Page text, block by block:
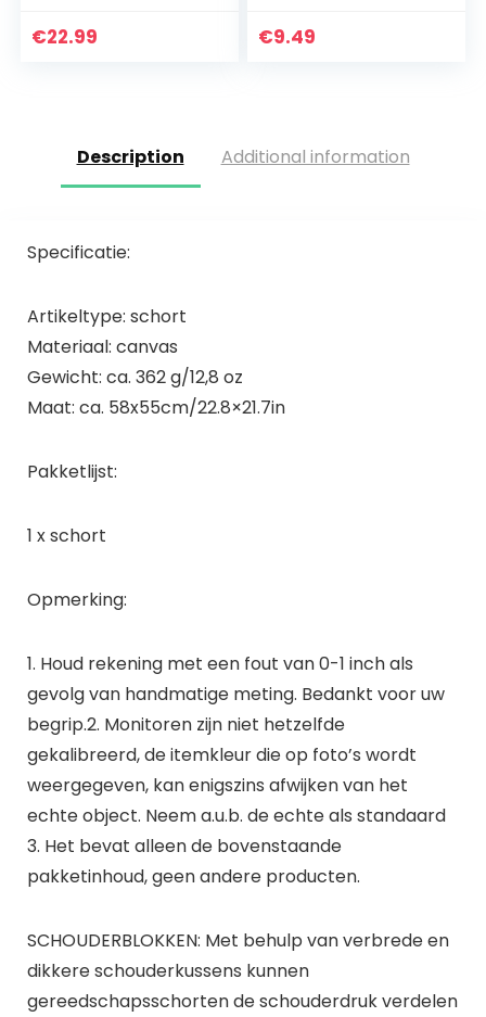
vrouwen met 3
€22.99 €9.49
Description Additional information
Specificatie:
Artikeltype: schort
Materiaal: canvas
Gewicht: ca. 362 g/12,8 oz
Maat: ca. 58x55cm/22.8×21.7in
Pakketlijst:
1 x schort
Opmerking:
1. Houd rekening met een fout van 0-1 inch als
gevolg van handmatige meting. Bedankt voor uw
begrip.2. Monitoren zijn niet hetzelfde
gekalibreerd, de itemkleur die op foto’s wordt
weergegeven, kan enigszins afwijken van het
echte object. Neem a.u.b. de echte als standaard
3. Het bevat alleen de bovenstaande
pakketinhoud, geen andere producten.
SCHOUDERBLOKKEN: Met behulp van verbrede en
dikkere schouderkussens kunnen
gereedschapsschorten de schouderdruk verdelen